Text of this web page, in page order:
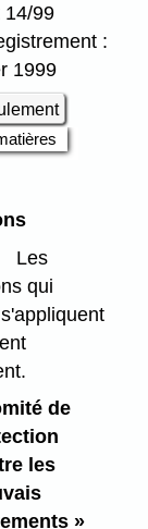
14/99
:
1999
Les
qui
de
les
»